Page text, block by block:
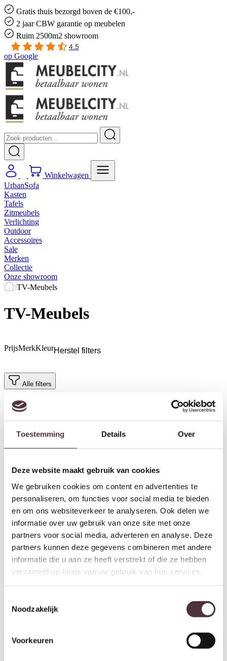
Toestemming Details Over
Deze website maakt gebruik van cookies
We gebruiken cookies om content en advertenties te
personaliseren, om functies voor social media te bieden
en om ons websiteverkeer te analyseren. Ook delen we
informatie over uw gebruik van onze site met onze
partners voor social media, adverteren en analyse. Deze
partners kunnen deze gegevens combineren met andere
informatie die u aan ze heeft verstrekt of die ze hebben
verzameld op basis van uw gebruik van hun services.
Noodzakelijk
Voorkeuren
Gratis thuis bezorgd boven de €100,-
2 jaar CBW garantie op meubelen
Ruim 2500m2 showroom
4.5
op Google
Winkelwagen
UrbanSofa
Kasten
Tafels
Zitmeubels
Verlichting
Outdoor
Accessoires
Sale
Merken
Collectie
Onze showroom
TV-Meubels
TV-Meubels
PrijsMerkKleurHerstel filters
Alle filters
Eleonora Tv-meubel Ty – bruin
719,00
Eleonora Tv-meubel Ty –
naturel
€ 719,00